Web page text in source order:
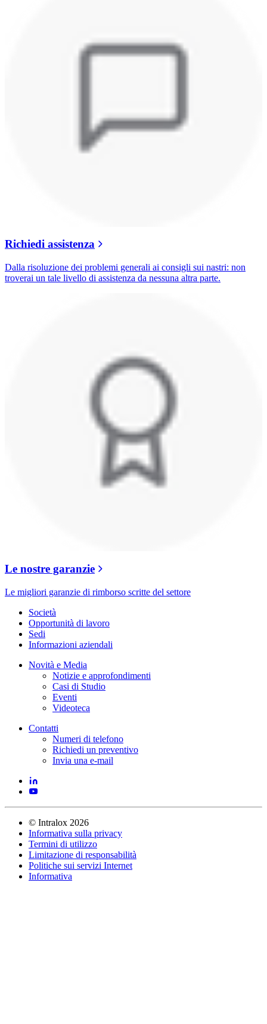
Richiedi assistenza
Dalla risoluzione dei problemi generali ai consigli sui nastri: non
troverai un tale livello di assistenza da nessuna altra parte.
Le nostre garanzie
Le migliori garanzie di rimborso scritte del settore
Società
Opportunità di lavoro
Sedi
Informazioni aziendali
Novità e Media
Notizie e approfondimenti
Casi di Studio
Eventi
Videoteca
Contatti
Numeri di telefono
Richiedi un preventivo
Invia una e-mail
© Intralox 2026
Informativa sulla privacy
Termini di utilizzo
Limitazione di responsabilità
Politiche sui servizi Internet
Informativa